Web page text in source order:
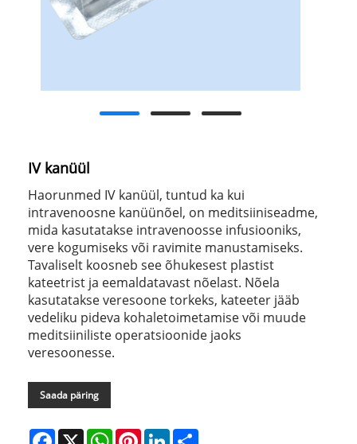
IV kanüül
Haorunmed IV kanüül, tuntud ka kui
intravenoosne kanüünõel, on meditsiiniseadme,
mida kasutatakse intravenoosse infusiooniks,
vere kogumiseks või ravimite manustamiseks.
Tavaliselt koosneb see õhukesest plastist
kateetrist ja eemaldatavast nõelast. Nõela
kasutatakse veresoone torkeks, kateeter jääb
vedeliku pideva kohaletoimetamise või muude
meditsiiniliste operatsioonide jaoks
veresoonesse.
Saada päring
Facebook
X WhatsAppPinterestLinkedIn